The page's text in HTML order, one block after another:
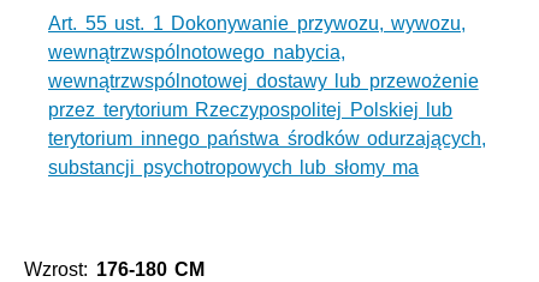
Art. 55 ust. 1 Dokonywanie przywozu, wywozu,
wewnątrzwspólnotowego nabycia,
wewnątrzwspólnotowej dostawy lub przewożenie
przez terytorium Rzeczypospolitej Polskiej lub
terytorium innego państwa środków odurzających,
substancji psychotropowych lub słomy ma
Wzrost: 176-180 CM